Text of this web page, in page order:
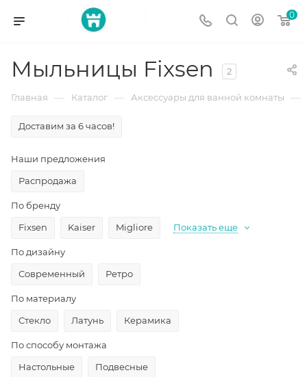
0
Мыльницы Fixsen 2
Главная — Каталог — Аксессуары для ванной комнаты —
Доставим за 6 часов!
Наши предложения
Распродажа
По бренду
Fixsen
Kaiser Migliore Показать еще
По дизайну
Современный
Ретро
По материалу
Стекло
Латунь Керамика
По способу монтажа
Настольные
Подвесные